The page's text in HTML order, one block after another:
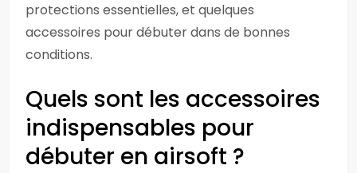
protections essentielles, et quelques
accessoires pour débuter dans de bonnes
conditions.
Quels sont les accessoires
indispensables pour
débuter en airsoft ?